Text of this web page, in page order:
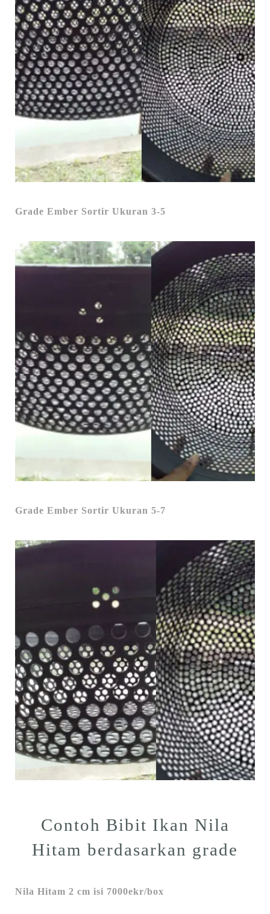
Grade Ember Sortir Ukuran 3-5
Grade Ember Sortir Ukuran 5-7
Contoh Bibit Ikan Nila
Hitam berdasarkan grade
Nila Hitam 2 cm isi 7000ekr/box